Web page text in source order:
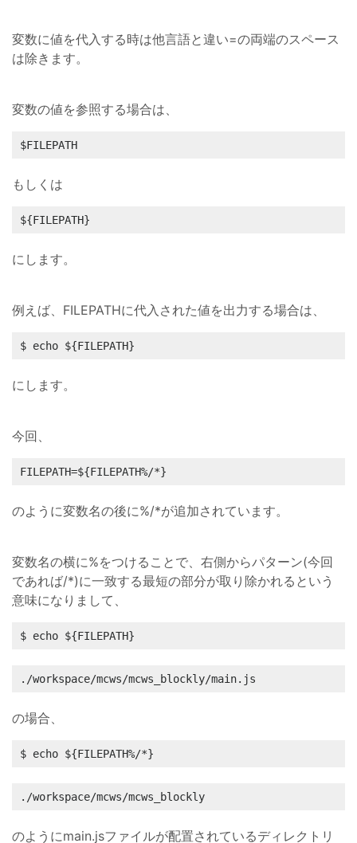
変数に値を代入する時は他言語と違い=の両端のスペース
は除きます。
変数の値を参照する場合は、
$FILEPATH
もしくは
${FILEPATH}
にします。
例えば、FILEPATHに代入された値を出力する場合は、
$ echo ${FILEPATH}
にします。
今回、
FILEPATH=${FILEPATH%/*}
のように変数名の後に%/*が追加されています。
変数名の横に%をつけることで、右側からパターン(今回
であれば/*)に一致する最短の部分が取り除かれるという
意味になりまして、
$ echo ${FILEPATH}
./workspace/mcws/mcws_blockly/main.js
の場合、
$ echo ${FILEPATH%/*}
./workspace/mcws/mcws_blockly
のようにmain.jsファイルが配置されているディレクトリ